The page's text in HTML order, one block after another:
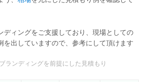
ディングをご支援しており、現場としての
を出していますので、参考にして頂けます
ランディングを前提にした見積もり